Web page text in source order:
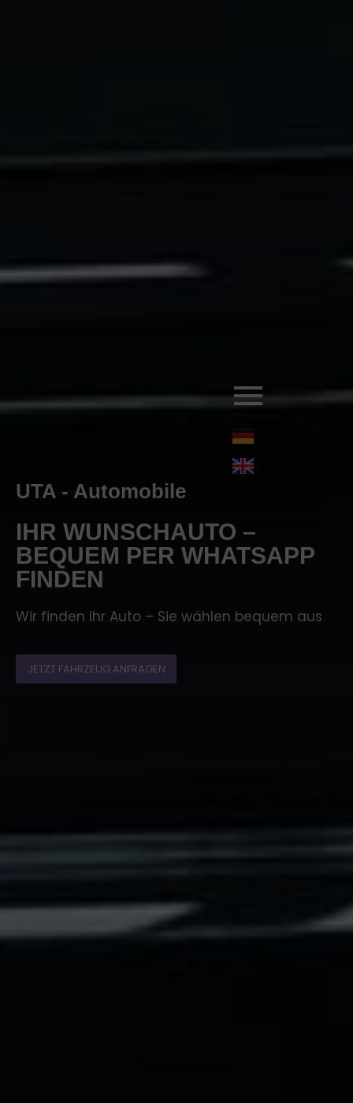
UTA - Automobile
IHR WUNSCHAUTO –
BEQUEM PER WHATSAPP
FINDEN
Wir finden Ihr Auto – Sie wählen bequem aus
JETZT FAHRZEUG ANFRAGEN